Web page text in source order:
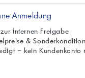
Anmeldung
internen Freigabe
&
– kein Kundenkonto